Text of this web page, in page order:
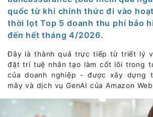
quốc từ khi chính thức đi vào
thời lọt Top 5 doanh thu phí bảo
đến hết tháng 4/2026.
Đây là thành quả trực tiếp từ triết lý
đặt trí tuệ nhân tạo làm cốt lõi trong
của doanh nghiệp - được xây dựng
mây và dịch vụ GenAI của Amazon